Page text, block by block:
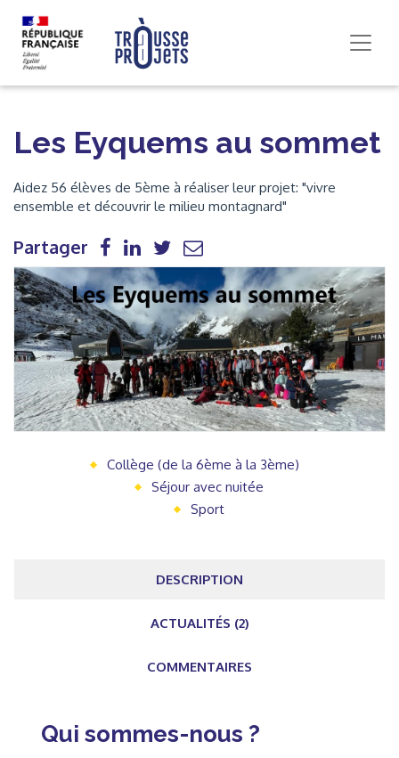
Les Eyquems au sommet
Aidez 56 élèves de 5ème à réaliser leur projet: "vivre
ensemble et découvrir le milieu montagnard"
Partager
Collège (de la 6ème à la 3ème)
Séjour avec nuitée
Sport
DESCRIPTION
ACTUALITÉS (2)
COMMENTAIRES
Qui sommes-nous ?